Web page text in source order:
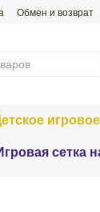
Обмен и возврат
сетка